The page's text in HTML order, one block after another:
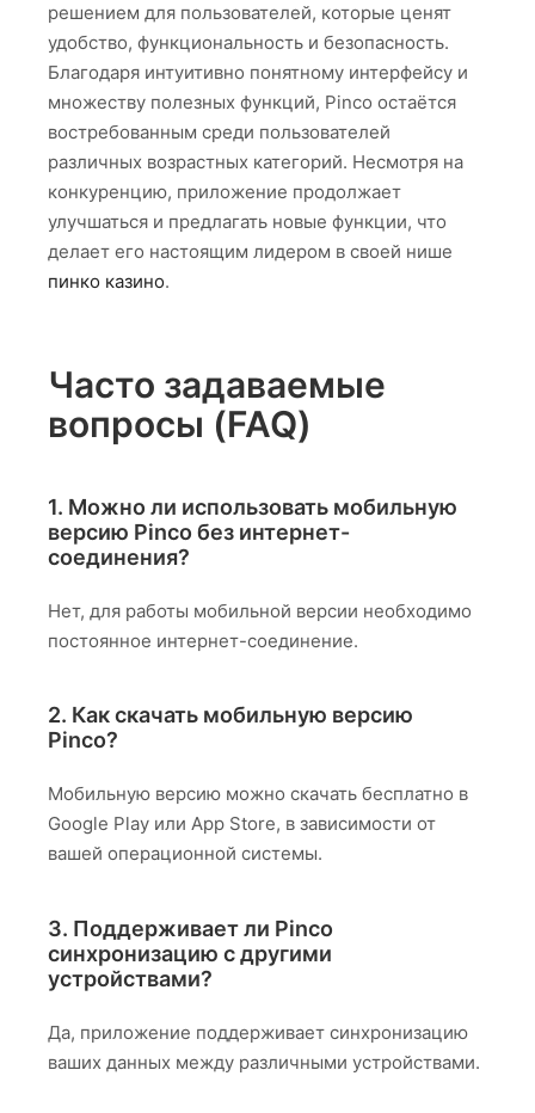
решением для пользователей, которые ценят
удобство, функциональность и безопасность.
Благодаря интуитивно понятному интерфейсу и
множеству полезных функций, Pinco остаётся
востребованным среди пользователей
различных возрастных категорий. Несмотря на
конкуренцию, приложение продолжает
улучшаться и предлагать новые функции, что
делает его настоящим лидером в своей нише
пинко казино.
Часто задаваемые
вопросы (FAQ)
1. Можно ли использовать мобильную
версию Pinco без интернет-
соединения?
Нет, для работы мобильной версии необходимо
постоянное интернет-соединение.
2. Как скачать мобильную версию
Pinco?
Мобильную версию можно скачать бесплатно в
Google Play или App Store, в зависимости от
вашей операционной системы.
3. Поддерживает ли Pinco
синхронизацию с другими
устройствами?
Да, приложение поддерживает синхронизацию
ваших данных между различными устройствами.